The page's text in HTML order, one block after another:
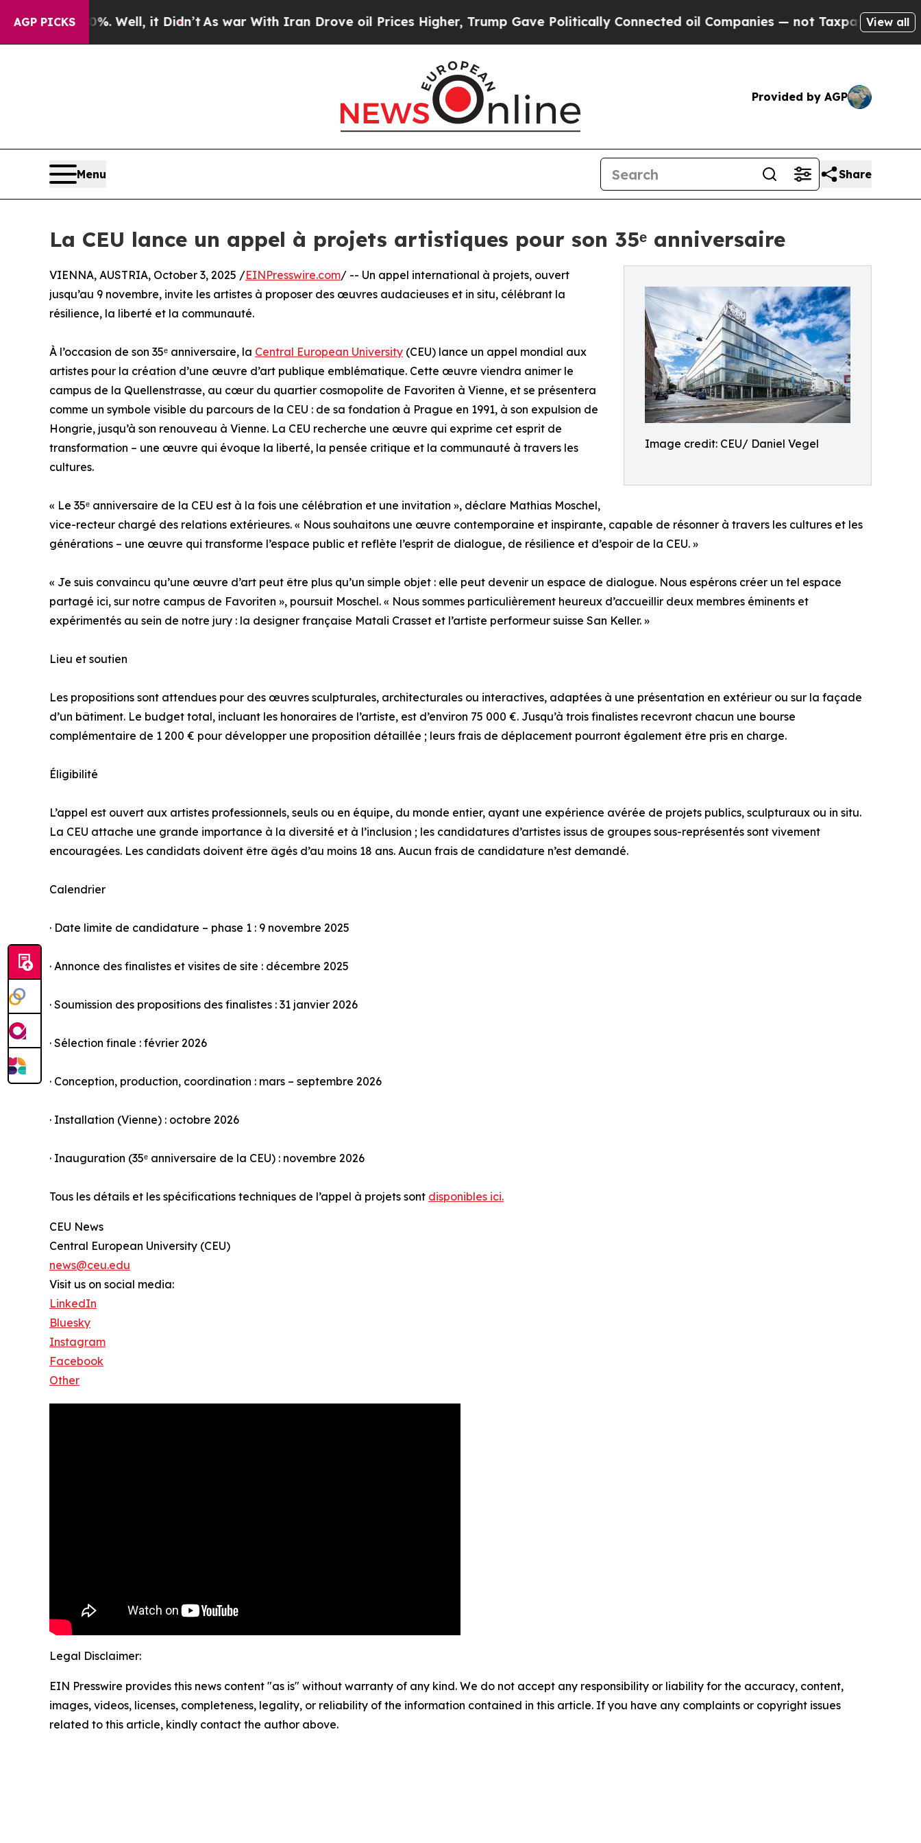
AGP PICKS
40%. Well, it Didn’tAs war With Iran Drove oil Prices Higher, Trump Gave Politically Connected oil Companies — not Taxpayers — the Chance
View all
Provided by AGP
Menu Share
La CEU lance un appel à projets artistiques pour son 35ᵉ anniversaire
Image credit: CEU/ Daniel Vegel
VIENNA, AUSTRIA, October 3, 2025 /EINPresswire.com/ -- Un appel international à projets, ouvert
jusqu’au 9 novembre, invite les artistes à proposer des œuvres audacieuses et in situ, célébrant la
résilience, la liberté et la communauté.
À l’occasion de son 35ᵉ anniversaire, la Central European University (CEU) lance un appel mondial aux
artistes pour la création d’une œuvre d’art publique emblématique. Cette œuvre viendra animer le
campus de la Quellenstrasse, au cœur du quartier cosmopolite de Favoriten à Vienne, et se présentera
comme un symbole visible du parcours de la CEU : de sa fondation à Prague en 1991, à son expulsion de
Hongrie, jusqu’à son renouveau à Vienne. La CEU recherche une œuvre qui exprime cet esprit de
transformation – une œuvre qui évoque la liberté, la pensée critique et la communauté à travers les
cultures.
« Le 35ᵉ anniversaire de la CEU est à la fois une célébration et une invitation », déclare Mathias Moschel,
vice-recteur chargé des relations extérieures. « Nous souhaitons une œuvre contemporaine et inspirante, capable de résonner à travers les cultures et les
générations – une œuvre qui transforme l’espace public et reflète l’esprit de dialogue, de résilience et d’espoir de la CEU. »
« Je suis convaincu qu’une œuvre d’art peut être plus qu’un simple objet : elle peut devenir un espace de dialogue. Nous espérons créer un tel espace
partagé ici, sur notre campus de Favoriten », poursuit Moschel. « Nous sommes particulièrement heureux d’accueillir deux membres éminents et
expérimentés au sein de notre jury : la designer française Matali Crasset et l’artiste performeur suisse San Keller. »
Lieu et soutien
Les propositions sont attendues pour des œuvres sculpturales, architecturales ou interactives, adaptées à une présentation en extérieur ou sur la façade
d’un bâtiment. Le budget total, incluant les honoraires de l’artiste, est d’environ 75 000 €. Jusqu’à trois finalistes recevront chacun une bourse
complémentaire de 1 200 € pour développer une proposition détaillée ; leurs frais de déplacement pourront également être pris en charge.
Éligibilité
L’appel est ouvert aux artistes professionnels, seuls ou en équipe, du monde entier, ayant une expérience avérée de projets publics, sculpturaux ou in situ.
La CEU attache une grande importance à la diversité et à l’inclusion ; les candidatures d’artistes issus de groupes sous-représentés sont vivement
encouragées. Les candidats doivent être âgés d’au moins 18 ans. Aucun frais de candidature n’est demandé.
Calendrier
· Date limite de candidature – phase 1 : 9 novembre 2025
· Annonce des finalistes et visites de site : décembre 2025
· Soumission des propositions des finalistes : 31 janvier 2026
· Sélection finale : février 2026
· Conception, production, coordination : mars – septembre 2026
· Installation (Vienne) : octobre 2026
· Inauguration (35ᵉ anniversaire de la CEU) : novembre 2026
Tous les détails et les spécifications techniques de l’appel à projets sont disponibles ici.
CEU News
Central European University (CEU)
news@ceu.edu
Visit us on social media:
LinkedIn
Bluesky
Instagram
Facebook
Other
Legal Disclaimer:
EIN Presswire provides this news content "as is" without warranty of any kind. We do not accept any responsibility or liability for the accuracy, content,
images, videos, licenses, completeness, legality, or reliability of the information contained in this article. If you have any complaints or copyright issues
related to this article, kindly contact the author above.